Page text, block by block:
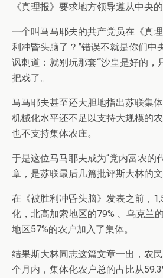
《真理报》要求地方领导遵从中央的
一个叫马马耶夫的共产党员在《真
利冲昏头脑了？”错误不就是你们中
讽刺道：就别玩那套“‘沙皇是好的，
把戏了。
马马耶夫甚至还大胆地指出苏联集
机械化水平还不足以支持大规模的
也不支持集体农庄。
于是这位马马耶夫成为“党内富农的
章，是苏联最后几篇批评斯大林的文
在《被胜利冲昏头脑》发表之前，
化，北高加索地区的79% 、乌克兰
地区57%的农户加入了集体。
结果斯大林同志这篇文章一出，农
个月内，集体化农户总的占比从